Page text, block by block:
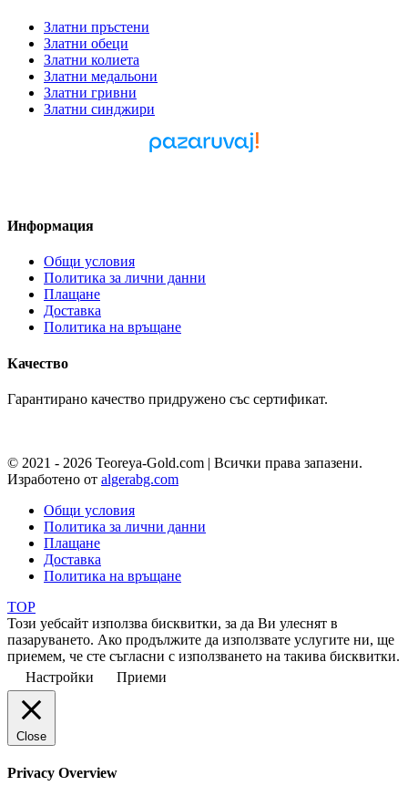
Златни пръстени
Златни обеци
Златни колиета
Златни медальони
Златни гривни
Златни синджири
Информация
Общи условия
Политика за лични данни
Плащане
Доставка
Политика на връщане
Качество
Гарантирано качество придружено със сертификат.
© 2021 - 2026 Teoreya-Gold.com | Всички права запазени.
Изработено от algerabg.com
Общи условия
Политика за лични данни
Плащане
Доставка
Политика на връщане
TOP
Този уебсайт използва бисквитки, за да Ви улеснят в
пазаруването. Ако продължите да използвате услугите ни, ще
приемем, че сте съгласни с използването на такива бисквитки.
Настройки
Приеми
Close
Privacy Overview